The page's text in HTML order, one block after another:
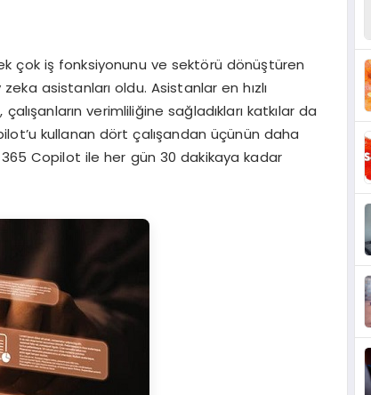
çok iş fonksiyonunu ve sektörü dönüştüren
asistanları oldu. Asistanlar en hızlı
verimliliğine sağladıkları katkılar da
kullanan dört çalışandan üçünün daha
Copilot ile her gün 30 dakikaya kadar